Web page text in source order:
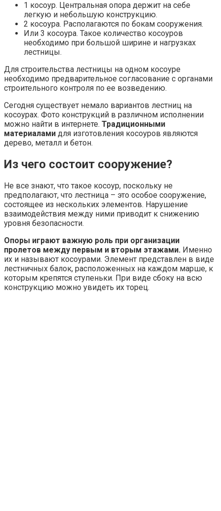
1 косоур. Центральная опора держит на себе
легкую и небольшую конструкцию.
2 косоура. Располагаются по бокам сооружения.
Или 3 косоура. Такое количество косоуров
необходимо при большой ширине и нагрузках
лестницы.
Для строительства лестницы на одном косоуре
необходимо предварительное согласование с органами
строительного контроля по ее возведению.
Сегодня существует немало вариантов лестниц на
косоурах. Фото конструкций в различном исполнении
можно найти в интернете. Традиционными
материалами для изготовления косоуров являются
дерево, металл и бетон.
Из чего состоит сооружение?
Не все знают, что такое косоур, поскольку не
предполагают, что лестница – это особое сооружение,
состоящее из нескольких элементов. Нарушение
взаимодействия между ними приводит к снижению
уровня безопасности.
Опоры играют важную роль при организации
пролетов между первым и вторым этажами. Именно
их и называют косоурами. Элемент представлен в виде
лестничных балок, расположенных на каждом марше, к
которым крепятся ступеньки. При виде сбоку на всю
конструкцию можно увидеть их торец.